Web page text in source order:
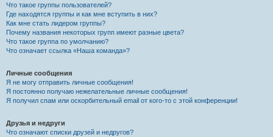
Что такое группы пользователей?
Где находятся группы и как мне вступить в них?
Как мне стать лидером группы?
Почему названия некоторых групп имеют разные цвета?
Что такое группа по умолчанию?
Что означает ссылка «Наша команда»?
Личные сообщения
Я не могу отправить личные сообщения!
Я постоянно получаю нежелательные личные сообщения!
Я получил спам или оскорбительный email от кого-то с этой конференции!
Друзья и недруги
Что означают списки друзей и недругов?